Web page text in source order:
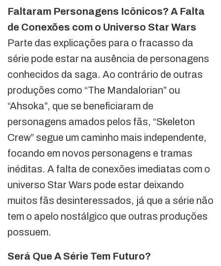
Faltaram Personagens Icônicos? A Falta
de Conexões com o Universo Star Wars
Parte das explicações para o fracasso da
série pode estar na ausência de personagens
conhecidos da saga. Ao contrário de outras
produções como “The Mandalorian” ou
“Ahsoka”, que se beneficiaram de
personagens amados pelos fãs, “Skeleton
Crew” segue um caminho mais independente,
focando em novos personagens e tramas
inéditas. A falta de conexões imediatas com o
universo Star Wars pode estar deixando
muitos fãs desinteressados, já que a série não
tem o apelo nostálgico que outras produções
possuem.
Será Que A Série Tem Futuro?